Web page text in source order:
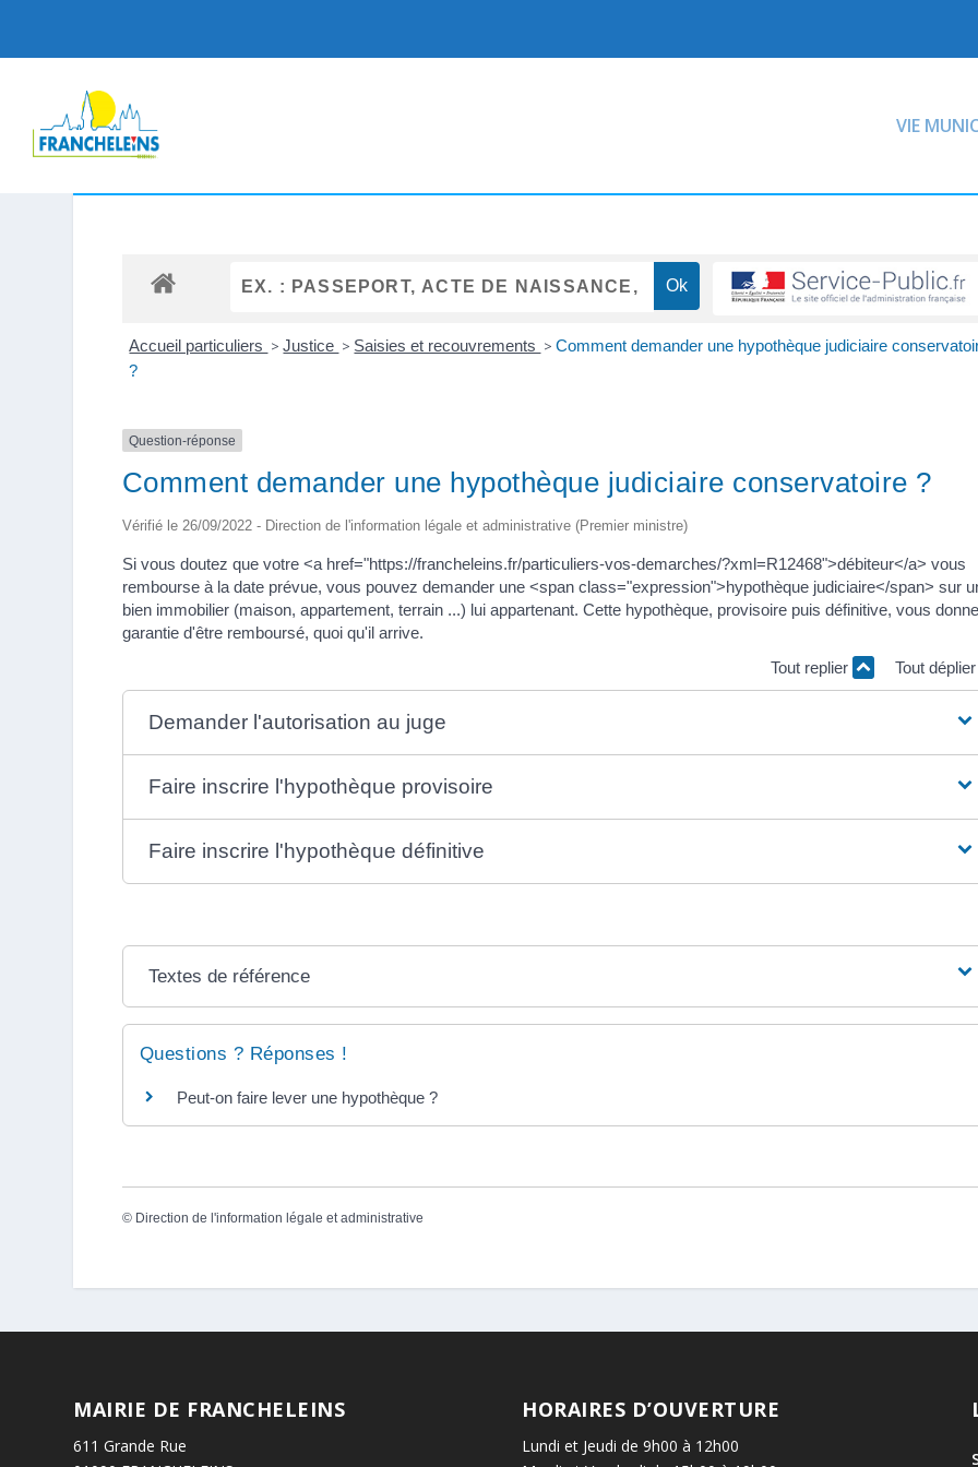
VIE
Accueil particuliers > Justice > Saisies et recouvrements > Comment demander une hypothèque judiciaire
?
Question-réponse
Comment demander une hypothèque judiciaire conservatoire ?
Vérifié le 26/09/2022 - Direction de l'information légale et administrative (Premier ministre)
Si vous doutez que votre <a href="https://francheleins.fr/particuliers-vos-demarches/?xml=R12468">débiteur</a> vous
rembourse à la date prévue, vous pouvez demander une <span class="expression">hypothèque judiciaire</span> sur
bien immobilier (maison, appartement, terrain ...) lui appartenant. Cette hypothèque, provisoire puis définitive, vous
garantie d'être remboursé, quoi qu'il arrive.
Tout replier
Tout déplier
Demander l'autorisation au juge
Faire inscrire l'hypothèque provisoire
Faire inscrire l'hypothèque définitive
Textes de référence
Questions ? Réponses !
Peut-on faire lever une hypothèque ?
© Direction de l'information légale et administrative
MAIRIE DE FRANCHELEINS
611 Grande Rue
HORAIRES D’OUVERTURE
Lundi et Jeudi de 9h00 à 12h00